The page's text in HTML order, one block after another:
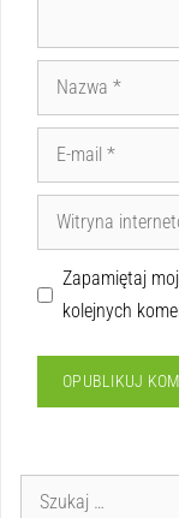
Zapamiętaj
kolejnych